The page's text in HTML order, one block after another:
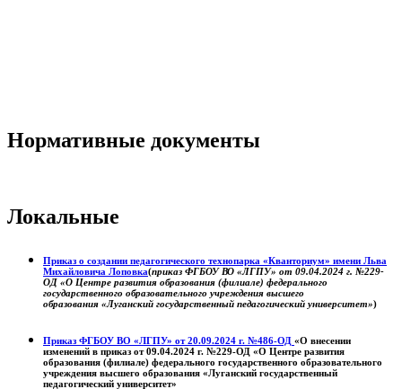
Нормативные документы
Локальные
Приказ о создании педагогического технопарка «Кванториум» имени Льва
Михайловича Лоповка(приказ ФГБОУ ВО «ЛГПУ» от 09.04.2024 г. №229-
ОД «О Центре развития образования (филиале) федерального
государственного образовательного учреждения высшего
образования «Луганский государственный педагогический университет»)
Приказ ФГБОУ ВО «ЛГПУ» от 20.09.2024 г. №486-ОД «О внесении
изменений в приказ от 09.04.2024 г. №229-ОД «О Центре развития
образования (филиале) федерального государственного образовательного
учреждения высшего образования «Луганский государственный
педагогический университет»